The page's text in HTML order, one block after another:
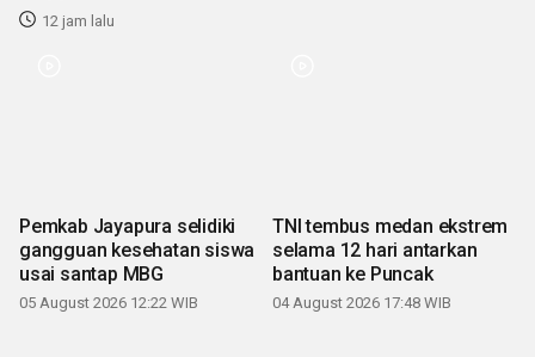
12 jam lalu
Pemkab Jayapura selidiki
gangguan kesehatan siswa
usai santap MBG
05 August 2026 12:22 WIB
TNI tembus medan ekstrem
selama 12 hari antarkan
bantuan ke Puncak
04 August 2026 17:48 WIB